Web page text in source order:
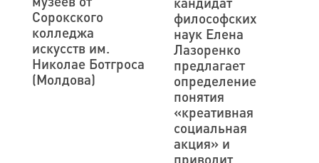
Сорокского
колледжа
искусств им.
Николае Ботгроса
(Молдова)
философских
наук Елена
Лазоренко
предлагает
определение
понятия
«креативная
социальная
акция» и
приводит